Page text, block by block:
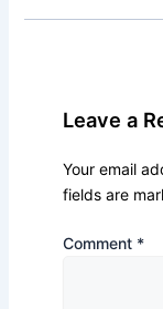
Leave a
Your email
fields are
Comment *